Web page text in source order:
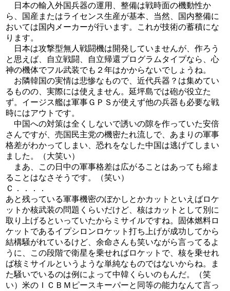
日本の輸入外国兵器の運用、整備は戦時面の機動性か
ら、国産またはライセンス生産が基本、当然、国内整備に
おいては国内メーカーが行います。これが技術の蓄積にな
ります。
日本は攻撃型無人戦闘機は開発していませんが、作ろう
と思えば、自立戦闘、自立帰還プログラムタイプなら、心
神の機体でフル武装でも２年はかからないでしょうね。
お隣韓国の実情は悲惨なもので、近代兵器？は集めてい
るものの、実際には使えません。延坪島では砲が役立た
ず。イージス艦は軍事ＧＰＳが使えず他の兵器も必要な戦
時にはアウトです。
中国への対策は全くしないで誘いの隙を作っていた安倍
さんですが、売国民主党の機密たれ流しで、あまりの軍事
格差がわかってしまい、恐れをなした中国は逃げてしまい
ました。（大笑い）
まあ、この日中の軍事格差は広がることはあっても縮ま
ることはなさそうです。（笑い）
Ｃ．．．．
あと残っている軍事機密のぼかしとかカットといえばロケ
ットか核武装の問題くらいだけど、核はカットとして別に
取り上げるといっていたからミサイルですね。固体燃料ロ
ケットであるイプシロンロケット打ち上げが成功してから
結構騒がれているけど、余命さんも笑いながら言ってるよ
うに、この段階で衛星を乗せればロケットで、核を乗せれ
ば核ミサイルというような単純なものではないからね。ま
た騒いでいるのは例によって中韓くらいのもんだ。（笑
い）米のＩＣＢＭピースキーパーと同等の能力なんて言っ